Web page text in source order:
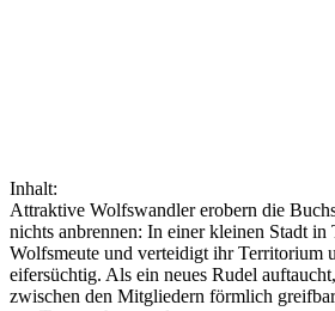
Inhalt:
Attraktive Wolfswandler erobern die
nichts anbrennen: In einer kleinen Stadt in
Wolfsmeute und verteidigt ihr Territorium
eifersüchtig. Als ein neues Rudel
zwischen den Mitgliedern förmlich